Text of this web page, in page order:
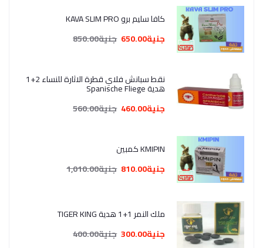
كافا سليم برو KAVA SLIM PRO
جنية650.00
جنية850.00
نقط سبانش فلاي قطرة الاثارة للنساء 2+1
هدية Spanische Fliege
جنية460.00
جنية560.00
KMIPIN كمبين
جنية810.00
جنية1,010.00
ملك النمر 1+1 هدية TIGER KING
جنية300.00
جنية400.00